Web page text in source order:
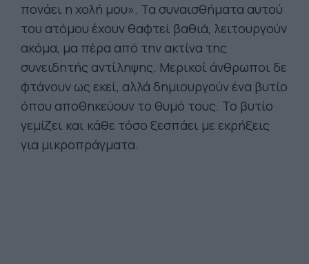
πονάει η χολή μου». Τα συναισθήματα αυτού
του ατόμου έχουν θαφτεί βαθιά, λειτουργούν
ακόμα, μα πέρα από την ακτίνα της
συνειδητής αντίληψης. Μερικοί άνθρωποι δε
φτάνουν ως εκεί, αλλά δημιουργούν ένα βυτίο
όπου αποθηκεύουν το θυμό τους. Το βυτίο
γεμίζει και κάθε τόσο ξεσπάει με εκρήξεις
για μικροπράγματα.